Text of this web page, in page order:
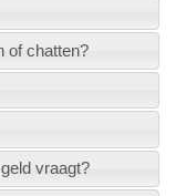
of chatten?
vraagt?